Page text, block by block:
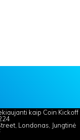
kaip Coin Kickoff
Londonas, Jungtinė